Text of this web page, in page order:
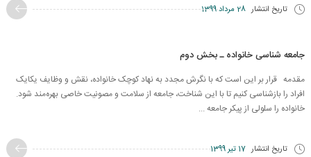
تاریخ انتشار 28 مرداد 1399
جامعه شناسی خانواده ـ بخش دوم
مقدمه قرار بر این است که با نگرش مجدد به نهاد کوچک خانواده، نقش و وظایف یکایک
افراد را بازشناسی کنیم تا با این شناخت، جامعه از سلامت و مصونیت خاصی بهره‌مند شود.
خانواده را سلولی از پیکر جامعه ...
تاریخ انتشار 17 تیر 1399